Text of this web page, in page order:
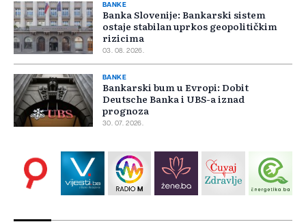
BANKE
Banka Slovenije: Bankarski sistem
ostaje stabilan uprkos geopolitičkim
rizicima
03. 08. 2026.
BANKE
Bankarski bum u Evropi: Dobit
Deutsche Banka i UBS-a iznad
prognoza
30. 07. 2026.